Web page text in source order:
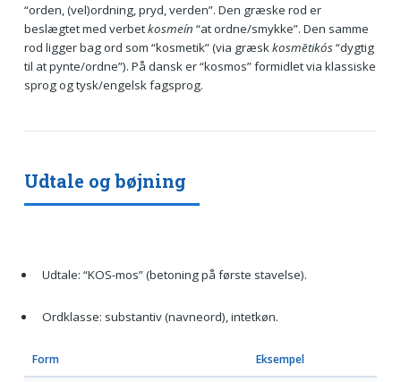
“orden, (vel)ordning, pryd, verden”. Den græske rod er
beslægtet med verbetkosmeín “at ordne/smykke”. Den samme
rod ligger bag ord som “kosmetik” (via græskkosmētikós“dygtig
til at pynte/ordne”). På dansk er “kosmos” formidlet via klassiske
sprog og tysk/engelsk fagsprog.
Udtale og bøjning
Udtale: “KOS-mos” (betoning på første stavelse).
Ordklasse: substantiv (navneord), intetkøn.
Form Eksempel